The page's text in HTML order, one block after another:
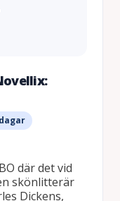
där det vid
skönlitterär
Dickens,